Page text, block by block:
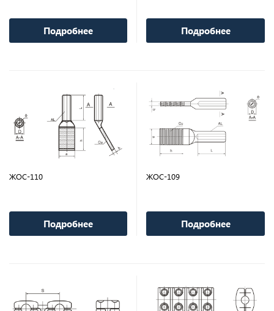
Подробнее Подробнее
ЖОС-110
Подробнее
ЖОС-109
Подробнее